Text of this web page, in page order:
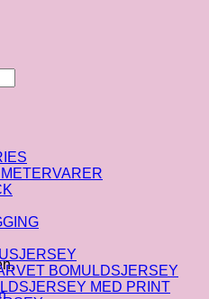
BOMULDSJERSEY
MED PRINT